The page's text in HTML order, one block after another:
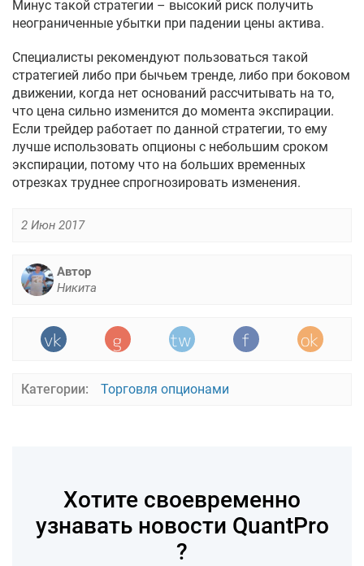
Минус такой стратегии – высокий риск получить
неограниченные убытки при падении цены актива.
Специалисты рекомендуют пользоваться такой
стратегией либо при бычьем тренде, либо при боковом
движении, когда нет оснований рассчитывать на то,
что цена сильно изменится до момента экспирации.
Если трейдер работает по данной стратегии, то ему
лучше использовать опционы с небольшим сроком
экспирации, потому что на больших временных
отрезках труднее спрогнозировать изменения.
2 Июн 2017
Автор
Никита
Категории: Торговля опционами
Хотите своевременно
узнавать новости QuantPro
?